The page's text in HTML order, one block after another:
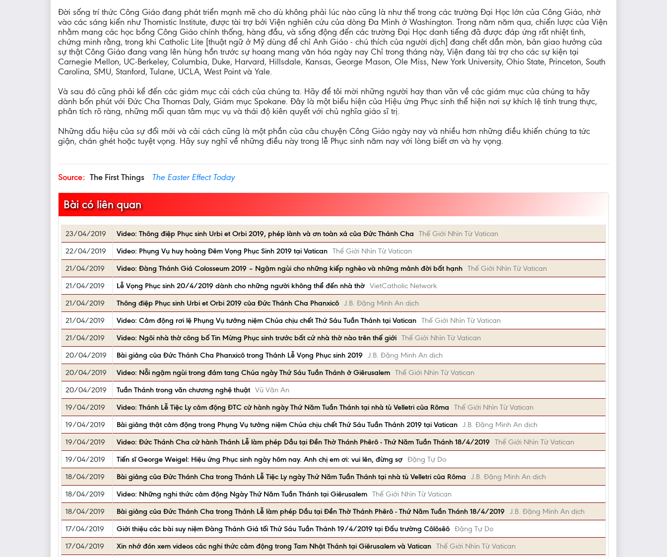
Đời sống trí thức Công Giáo đang phát triển mạnh mẽ cho dù không phải lúc nào cũng là như thế trong các trường Đại Học lớn của Công Giáo, nhờ
vào các sáng kiến như Thomistic Institute, được tài trợ bởi Viện nghiên cứu của dòng Đa Minh ở Washington. Trong năm năm qua, chiến lược của Viện
nhằm mang các học bổng Công Giáo chính thống, hàng đầu, và sống động đến các trường Đại Học danh tiếng đã được đáp ứng rất nhiệt tình,
chứng minh rằng, trong khi Catholic Lite [thuật ngữ ở Mỹ dùng để chỉ Anh Giáo - chú thích của người dịch] đang chết dần mòn, bản giao hưởng của
sự thật Công Giáo đang vang lên hùng hồn trước sự hoang mang văn hóa ngày nay Chỉ trong tháng này, Viện đang tài trợ cho các sự kiện tại
Carnegie Mellon, UC-Berkeley, Columbia, Duke, Harvard, Hillsdale, Kansas, George Mason, Ole Miss, New York University, Ohio State, Princeton, South
Carolina, SMU, Stanford, Tulane, UCLA, West Point và Yale.
Và sau đó cũng phải kể đến các giám mục cải cách của chúng ta. Hãy để tôi mời những người hay than vãn về các giám mục của chúng ta hãy
dành bốn phút với Đức Cha Thomas Daly, Giám mục Spokane. Đây là một biểu hiện của Hiệu ứng Phục sinh thể hiện nơi sự khích lệ tính trung thực,
phân tích rõ ràng, những mối quan tâm mục vụ và thái độ kiên quyết với chủ nghĩa giáo sĩ trị.
Những dấu hiệu của sự đổi mới và cải cách cũng là một phần của câu chuyện Công Giáo ngày nay và nhiều hơn những điều khiến chúng ta tức
giận, chán ghét hoặc tuyệt vọng. Hãy suy nghĩ về những điều này trong lễ Phục sinh năm nay với lòng biết ơn và hy vọng.
Source: The First Things The Easter Effect Today
Bài có liên quan
23/04/2019 Video: Thông điệp Phục sinh Urbi et Orbi 2019, phép lành và ơn toàn xá của Đức Thánh Cha
Thế Giới Nhìn Từ Vatican
22/04/2019
Video: Phụng Vụ huy hoàng Đêm Vọng Phục Sinh 2019 tại Vatican Thế Giới Nhìn Từ Vatican
21/04/2019
Video: Đàng Thánh Giá Colosseum 2019 – Ngậm ngùi cho những kiếp nghèo và những mảnh đời bất hạnh Thế Giới Nhìn Từ Vatican
21/04/2019
Lễ Vọng Phục sinh 20/4/2019 dành cho những người không thể đến nhà thờ VietCatholic Network
21/04/2019
Thông điệp Phục sinh Urbi et Orbi 2019 của Đức Thánh Cha Phanxicô J.B. Đặng Minh An dịch
21/04/2019
Video: Cảm động rơi lệ Phụng Vụ tưởng niệm Chúa chịu chết Thứ Sáu Tuần Thánh tại Vatican Thế Giới Nhìn Từ Vatican
21/04/2019
Video: Ngôi nhà thờ công bố Tin Mừng Phục sinh trước bất cứ nhà thờ nào trên thế giới Thế Giới Nhìn Từ Vatican
20/04/2019
Bài giảng của Đức Thánh Cha Phanxicô trong Thánh Lễ Vọng Phục sinh 2019
J.B. Đặng Minh An dịch
20/04/2019
Video: Nỗi ngậm ngùi trong đám tang Chúa ngày Thứ Sáu Tuần Thánh ở Giêrusalem Thế Giới Nhìn Từ Vatican
20/04/2019
Tuần Thánh trong văn chương nghệ thuật Vũ Văn An
19/04/2019
Video: Thánh Lễ Tiệc Ly cảm động ĐTC cử hành ngày Thứ Năm Tuần Thánh tại nhà tù Velletri của Rôma
Thế Giới Nhìn Từ Vatican
19/04/2019
Bài giảng thật cảm động trong Phụng Vụ tưởng niệm Chúa chịu chết Thứ Sáu Tuần Thánh 2019 tại Vatican J.B. Đặng Minh An dịch
19/04/2019
Video: Đức Thánh Cha cử hành Thánh Lễ làm phép Dầu tại Đền Thờ Thánh Phêrô - Thứ Năm Tuần Thánh 18/4/2019
Thế Giới Nhìn Từ Vatican
19/04/2019
Tiến sĩ George Weigel: Hiệu ứng Phục sinh ngày hôm nay. Anh chị em ơi: vui lên, đừng sợ Đặng Tự Do
18/04/2019
Bài giảng của Đức Thánh Cha trong Thánh Lễ Tiệc Ly ngày Thứ Năm Tuần Thánh tại nhà tù Velletri của Rôma
J.B. Đặng Minh An dịch
18/04/2019
Video: Những nghi thức cảm động Ngày Thứ Năm Tuần Thánh tại Giêrusalem Thế Giới Nhìn Từ Vatican
18/04/2019
Bài giảng của Đức Thánh Cha trong Thánh Lễ làm phép Dầu tại Đền Thờ Thánh Phêrô - Thứ Năm Tuần Thánh 18/4/2019
J.B. Đặng Minh An dịch
17/04/2019
Giới thiệu các bài suy niệm Đàng Thánh Giá tối Thứ Sáu Tuần Thánh 19/4/2019 tại Đấu trường Côlôsêô Đặng Tự Do
17/04/2019
Xin nhớ đón xem videos các nghi thức cảm động trong Tam Nhật Thánh tại Giêrusalem và Vatican Thế Giới Nhìn Từ Vatican